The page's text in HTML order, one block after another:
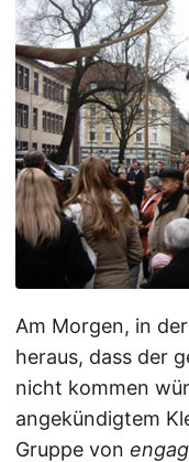
Am Morgen, in
heraus, dass der
nicht kommen
angekündigtem
Gruppe von